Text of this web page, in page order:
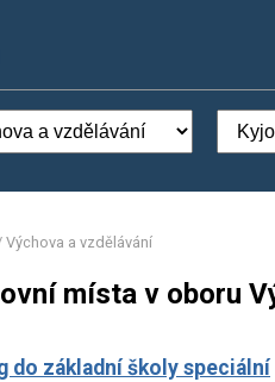
Výchova a vzdělávání
místa v oboru
do základní školy speciální